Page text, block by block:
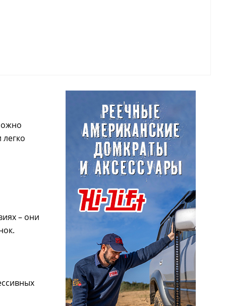
– они